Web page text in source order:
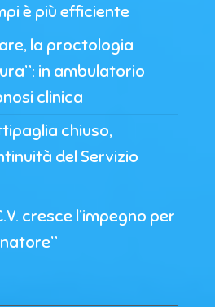
è più efficiente
la proctologia
in ambulatorio
clinica
chiuso,
del Servizio
cresce l’impegno per